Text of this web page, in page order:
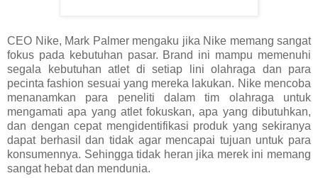
CEO Nike, Mark Palmer mengaku jika Nike memang sangat
fokus pada kebutuhan pasar. Brand ini mampu memenuhi
segala kebutuhan atlet di setiap lini olahraga dan para
pecinta fashion sesuai yang mereka lakukan. Nike mencoba
menanamkan para peneliti dalam tim olahraga untuk
mengamati apa yang atlet fokuskan, apa yang dibutuhkan,
dan dengan cepat mengidentifikasi produk yang sekiranya
dapat berhasil dan tidak agar mencapai tujuan untuk para
konsumennya. Sehingga tidak heran jika merek ini memang
sangat hebat dan mendunia.